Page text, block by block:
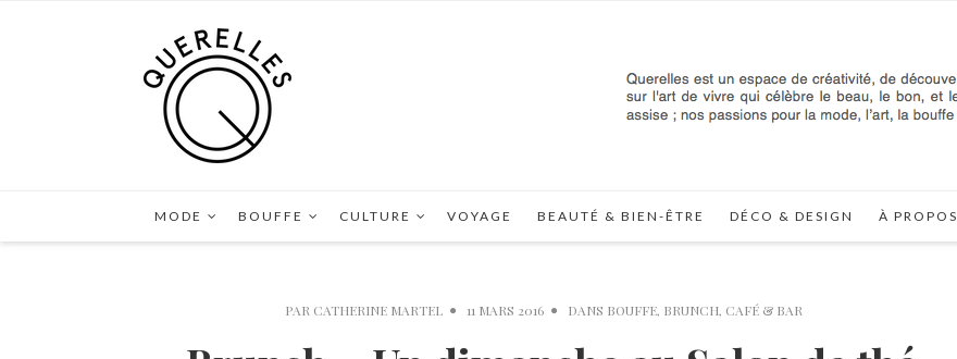
MODE BOUFFE CULTURE VOYAGE BEAUTÉ & BIEN-ÊTRE DÉCO & DESIGN À PROPOS
PAR CATHERINE MARTEL 11 MARS 2016 DANS BOUFFE, BRUNCH, CAFÉ & BAR